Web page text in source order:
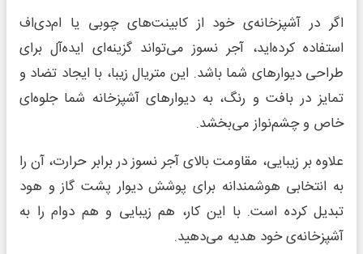
اگر در آشپزخانه‌ی خود از کابینت‌های چوبی یا ام‌دی‌اف
استفاده کرده‌اید، آجر نسوز می‌تواند گزینه‌ای ایده‌آل برای
طراحی دیوارهای شما باشد. این متریال زیبا، با ایجاد تضاد و
تمایز در بافت و رنگ، به دیوارهای آشپزخانه شما جلوه‌ای
خاص و چشم‌نواز می‌بخشد.
علاوه بر زیبایی، مقاومت بالای آجر نسوز در برابر حرارت، آن را
به انتخابی هوشمندانه برای پوشش دیوار پشت گاز و هود
تبدیل کرده است. با این کار، هم زیبایی و هم دوام را به
آشپزخانه‌ی خود هدیه می‌دهید.